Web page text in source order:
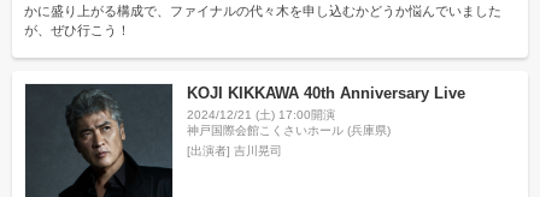
かに盛り上がる構成で、ファイナルの代々木を申し込むかどうか悩んでいました
が、ぜひ行こう！
KOJI KIKKAWA 40th Anniversary Live
2024/12/21 (土) 17:00開演
神戸国際会館こくさいホール (兵庫県)
[出演者]吉川晃司